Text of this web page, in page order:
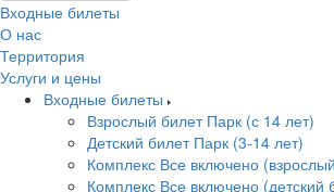
Входные билеты
О нас
Территория
Услуги и цены
Входные билеты
Взрослый билет Парк (с 14 лет)
Детский билет Парк (3-14 лет)
Комплекс Все включено
Комплекс Все включено (детский